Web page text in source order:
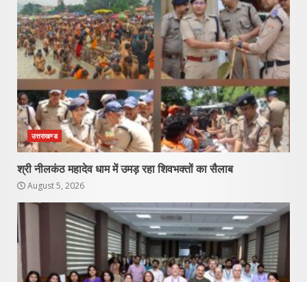
उत्तराखण्ड
श्री नीलकंठ महादेव धाम में उमड़ रहा शिवभक्तों का सैलाब
August 5, 2026